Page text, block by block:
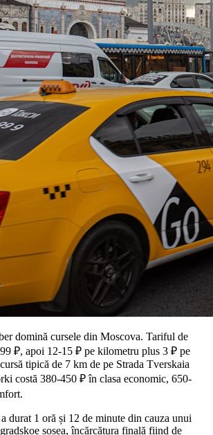
domină cursele din Moscova. Tariful de
₽, apoi 12-15 ₽ pe kilometru plus 3 ₽ pe
tipică de 7 km de pe Strada Tverskaia
costă 380-450 ₽ în clasa economic, 650-
durat 1 oră și 12 de minute din cauza unui
șosea, încărcătura finală fiind de